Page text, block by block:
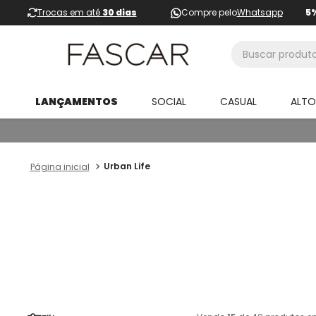
Trocas em até 30 dias Compre peloWhatsapp
LANÇAMENTOS SOCIAL CASUAL
Urban Life